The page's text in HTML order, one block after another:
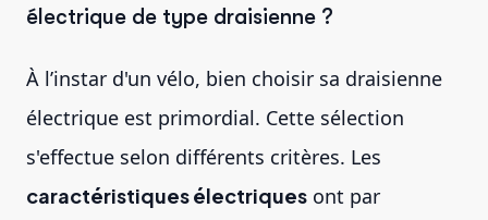
électrique de type draisienne ?
À l’instar d'un vélo, bien choisir sa draisienne
électrique est primordial. Cette sélection
s'effectue selon différents critères. Les
caractéristiques électriques ont par